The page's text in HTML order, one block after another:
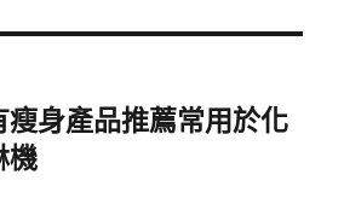
瘦身產品推薦常用於化
機